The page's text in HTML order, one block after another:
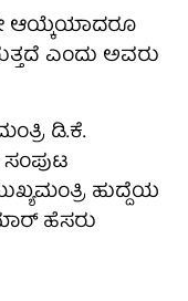
ಆಯ್ಕೆಯಾದರೂ
ಎಂದು ಅವರು
ಡಿ.ಕೆ.
ಹುದ್ದೆಯ
ಹೆಸರು